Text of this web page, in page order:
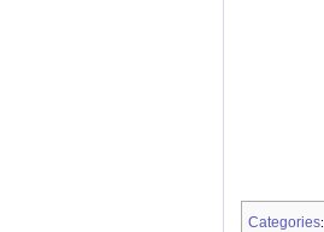
Categories: